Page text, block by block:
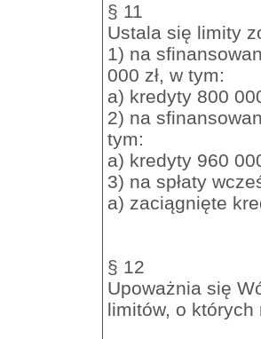
§ 11
Ustala się limity
1) na
000 zł, w tym:
a) kredyty 800
2) na
tym:
a) kredyty 960
3) na spłaty
a) zaciągnięte
§ 12
Upoważnia się
limitów, o których